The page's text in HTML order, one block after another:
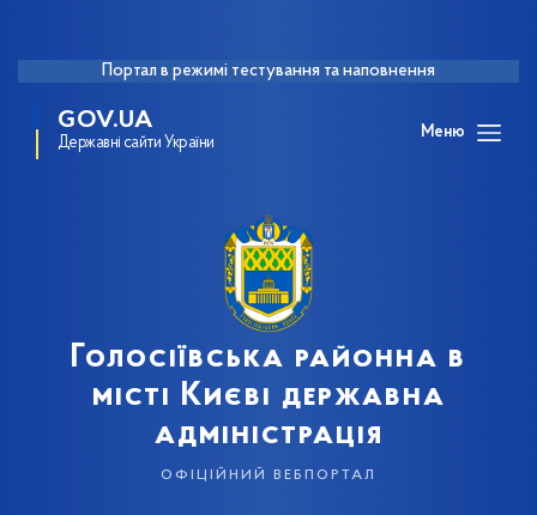
Портал в режимі тестування та наповнення
GOV.UA
Державні сайти України
Меню
Голосіївська районна в
місті Києві державна
адміністрація
офіційний вебпортал